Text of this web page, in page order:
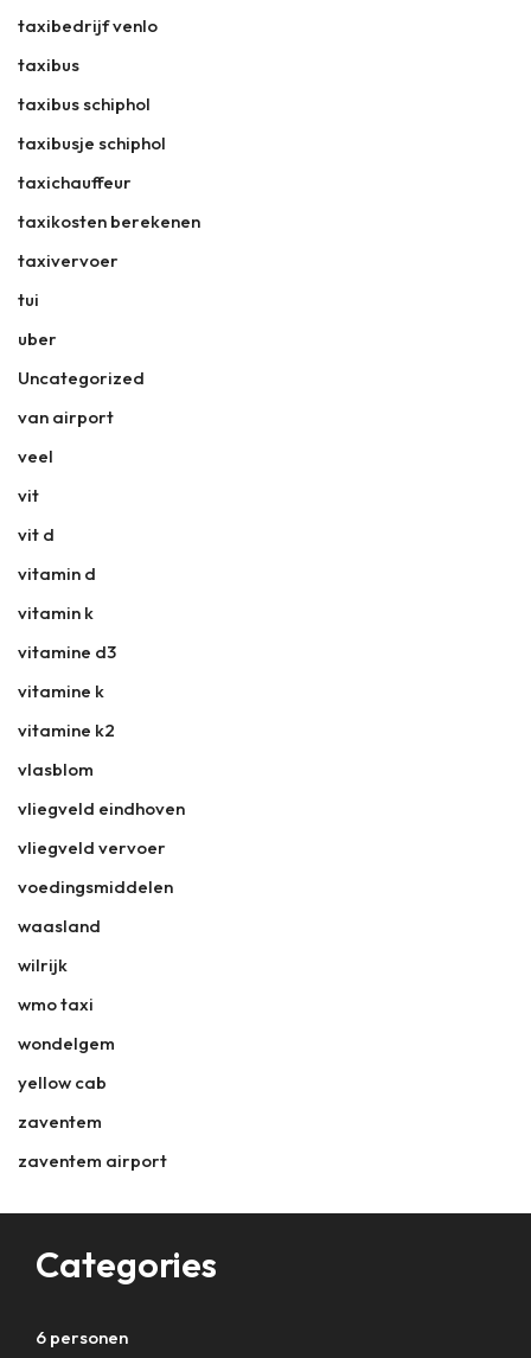
taxibedrijf venlo
taxibus
taxibus schiphol
taxibusje schiphol
taxichauffeur
taxikosten berekenen
taxivervoer
tui
uber
Uncategorized
van airport
veel
vit
vit d
vitamin d
vitamin k
vitamine d3
vitamine k
vitamine k2
vlasblom
vliegveld eindhoven
vliegveld vervoer
voedingsmiddelen
waasland
wilrijk
wmo taxi
wondelgem
yellow cab
zaventem
zaventem airport
Categories
6 personen